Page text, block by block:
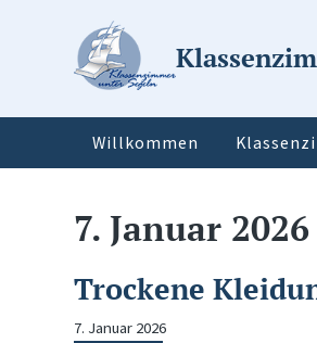
Willkommen
7. Januar 2026
Trockene
7. Januar 2026